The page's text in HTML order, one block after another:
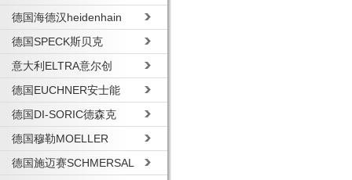
德国海德汉heidenhain
德国SPECK斯贝克
意大利ELTRA意尔创
德国EUCHNER安士能
德国DI-SORIC德森克
德国穆勒MOELLER
德国施迈赛SCHMERSAL